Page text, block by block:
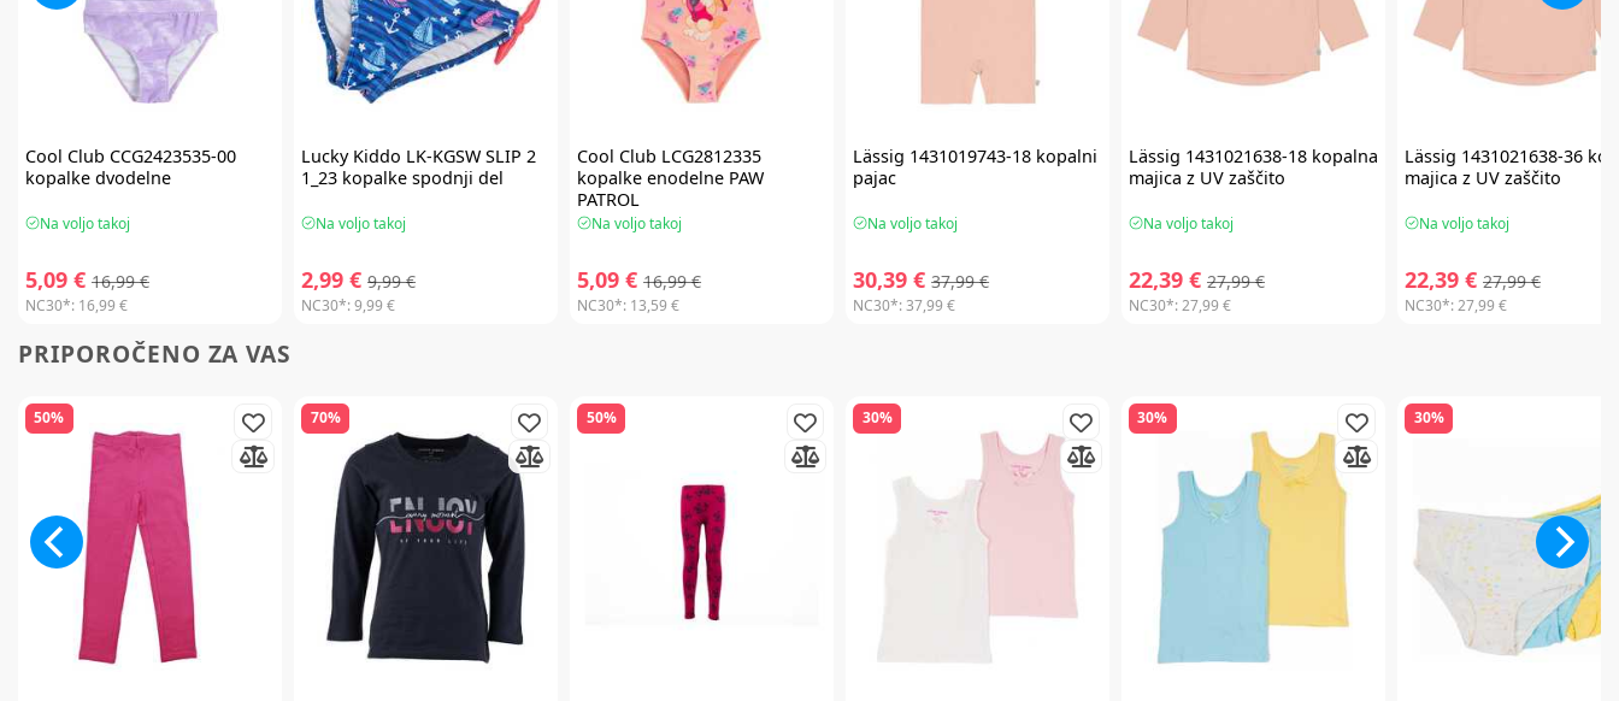
Cool Club CCG2423535-00
kopalke dvodelne
Na voljo takoj
5,09 € 16,99 €
NC30*: 16,99 €
Lucky Kiddo LK-KGSW SLIP 2
1_23 kopalke spodnji del
Na voljo takoj
2,99 € 9,99 €
NC30*:9,99 €
Cool Club LCG2812335
kopalke enodelne PAW
PATROL
Na voljo takoj
5,09 € 16,99 €
NC30*: 13,59 €
Lässig 1431019743-18 kopalni
pajac
Na voljo takoj
30,39 € 37,99 €
NC30*:37,99 €
Lässig 1431021638-18 kopalna
majica z UV zaščito
Na voljo takoj
22,39 € 27,99 €
NC30*:27,99 €
Lässig 1431021638-36
majica z UV zaščito
Na voljo takoj
22,39 € 27,99 €
NC30*:27,99 €
PRIPOROČENO ZA VAS
50% 70% 50% 30% 30% 30%